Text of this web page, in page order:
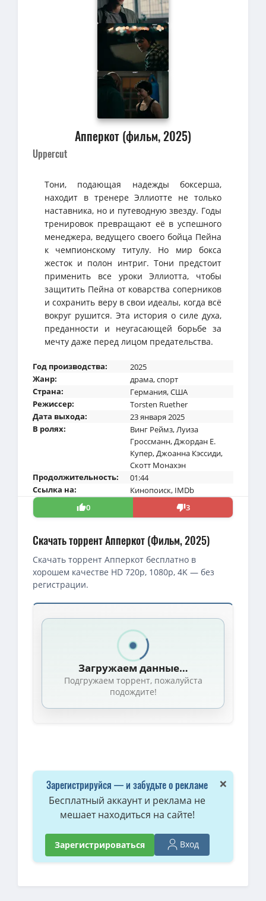
Апперкот (фильм, 2025)
Uppercut
Тони, подающая надежды боксерша,
находит в тренере Эллиотте не только
наставника, но и путеводную звезду. Годы
тренировок превращают её в успешного
менеджера, ведущего своего бойца Пейна
к чемпионскому титулу. Но мир бокса
жесток и полон интриг. Тони предстоит
применить все уроки Эллиотта, чтобы
защитить Пейна от коварства соперников
и сохранить веру в свои идеалы, когда всё
вокруг рушится. Эта история о силе духа,
преданности и неугасающей борьбе за
мечту даже перед лицом предательства.
Год производства:
2025
Жанр:
драма,спорт
Страна:
Германия,США
Режиссер:
Torsten Ruether
Дата выхода:
23 января 2025
В ролях:
Винг Реймз,Луиза
Гроссманн,Джордан Е.
Купер,Джоанна Кэссиди,
Скотт Монахэн
Продолжительность:
01:44
Ссылка на:
Кинопоиск, IMDb
0
3
Скачать торрент Апперкот (Фильм, 2025)
Скачать торрент Апперкот бесплатно в
хорошем качестве HD 720p, 1080p, 4K — без
регистрации.
Загружаем данные…
Подгружаем торрент, пожалуйста
подождите!
×
Зарегистрируйся — и забудьте о рекламе
Бесплатный аккаунт и реклама не
мешает находиться на сайте!
Зарегистрироваться Вход